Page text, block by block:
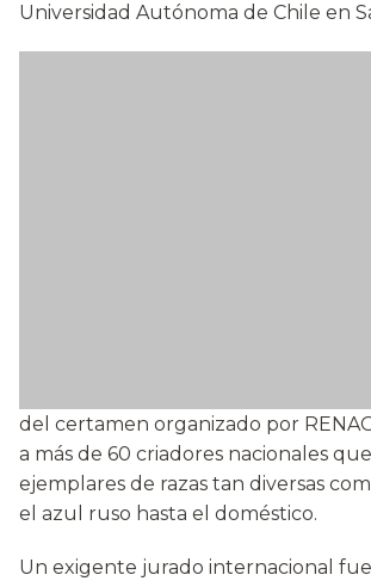
Universidad Autónoma de Chile en
del certamen organizado por
a más de 60 criadores nacionales
ejemplares de razas tan diversas
el azul ruso hasta el doméstico.
Un exigente jurado internacional